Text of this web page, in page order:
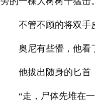
不管不顾的将双手
奥尼有些懵，他看
他拔出随身的匕首
“走，尸体先堆在